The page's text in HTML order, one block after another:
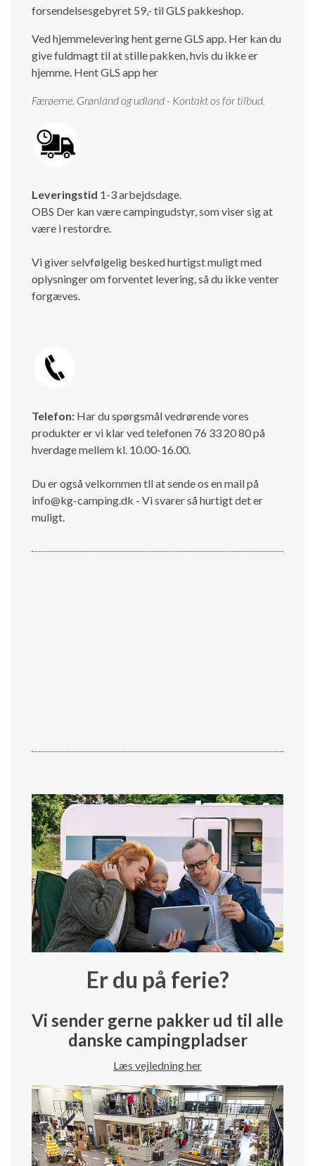
forsendelsesgebyret 59,- til GLS pakkeshop.
Ved hjemmelevering hent gerne GLS app. Her kan du
give fuldmagt til at stille pakken, hvis du ikke er
hjemme. Hent GLS app her
Færøerne, Grønland og udland - Kontakt os for tilbud.
Leveringstid 1-3 arbejdsdage.
OBS Der kan være campingudstyr, som viser sig at
være i restordre.
Vi giver selvfølgelig besked hurtigst muligt med
oplysninger om forventet levering, så du ikke venter
forgæves.
Telefon: Har du spørgsmål vedrørende vores
produkter er vi klar ved telefonen 76 33 20 80 på
hverdage mellem kl. 10.00-16.00.
Du er også velkommen tll at sende os en mail på
info@kg-camping.dk - Vi svarer så hurtigt det er
muligt.
Er du på ferie?
Vi sender gerne pakker ud til alle
danske campingpladser
Læs vejledning her